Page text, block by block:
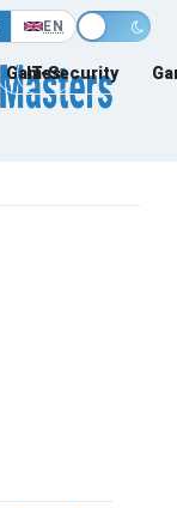
EN
Games
IT-Security